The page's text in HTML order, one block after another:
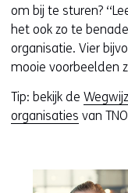
om bij te sturen?
het ook zo te
organisatie. Vier
mooie voorbeelden
Tip: bekijk de
organisaties van